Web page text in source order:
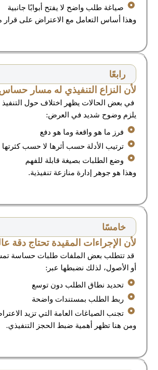
صياغة طلب واضح لا يفتح أبوابًا جانبية
وهذا أساس التعامل مع الاعتراض على قرار
رابعًا
لأن النزاع التنفيذي له مسار
في بعض الحالات يظهر اختلاف حول التنفيذ
يلزم وضوح شديد في العرض:
فرز ما هو واقعة وما هو دفع
ترتيب الأدلة حسب أثرها لا حسب كثرتها
وضع الطلبات بصيغة قابلة للفهم
وهذا هو جوهر إدارة منازعة تنفيذية.
خامسًا
لأن الإجراءات المقيدة تحتاج دقة
قد تتطلب بعض الملفات طلبات حساسة
أو الأصول، لذلك نضبطها عبر:
تحديد نطاق الطلب دون توسع
ربط الطلب بمستندات واضحة
تجنب الصياغات العامة التي تزيد
ومن هنا تظهر أهمية ضبط الحجز التنفيذي.